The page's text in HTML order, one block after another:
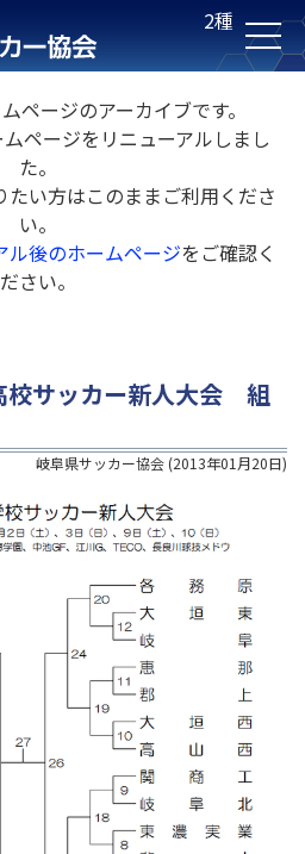
2種
ページのアーカイブです。
ページをリニューアルしまし
た。
い方はこのままご利用くださ
い。
ル後のホームページをご確認く
ださい。
サッカー新人大会 組
岐阜県サッカー協会 (2013年01月20日)